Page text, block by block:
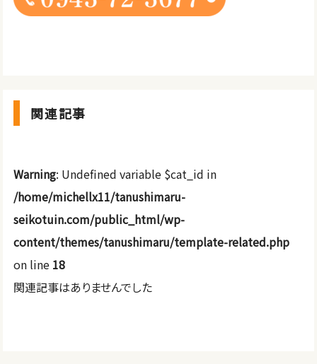
関連記事
Warning: Undefined variable $cat_id in
/home/michellx11/tanushimaru-
seikotuin.com/public_html/wp-
content/themes/tanushimaru/template-related.php
on line 18
関連記事はありませんでした